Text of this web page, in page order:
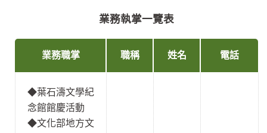
業務執掌一覽表
業務職掌 職稱 姓名 電話
◆葉石濤文學紀
念館館慶活動
◆文化部地方文